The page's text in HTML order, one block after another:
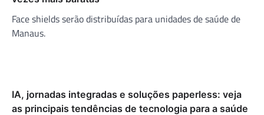
Face shields serão distribuídas para unidades de saúde de
Manaus.
IA, jornadas integradas e soluções paperless: veja
as principais tendências de tecnologia para a saúde